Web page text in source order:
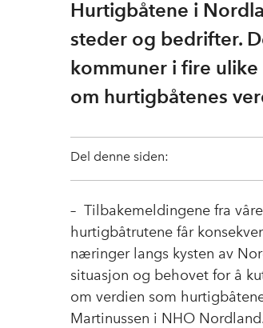
Hurtigbåtene i
steder og bedrifter.
kommuner i fire
om hurtigbåtenes
Del denne siden:
– Tilbakemeldingene fra
hurtigbåtrutene får
næringer langs kysten av
situasjon og behovet for å
om verdien som
Martinussen i NHO